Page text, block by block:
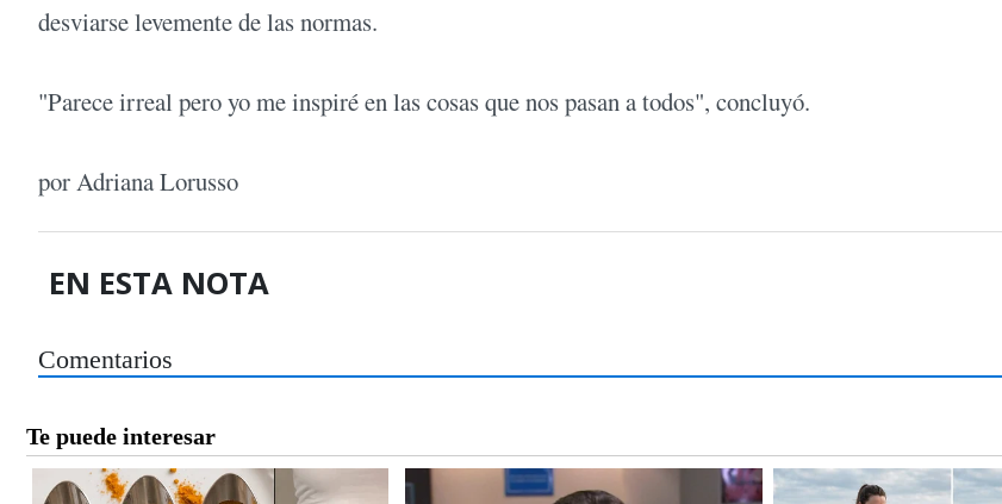
desviarse levemente de las normas.
"Parece irreal pero yo me inspiré en las cosas que nos pasan a todos", concluyó.
por Adriana Lorusso
EN ESTA NOTA
Comentarios